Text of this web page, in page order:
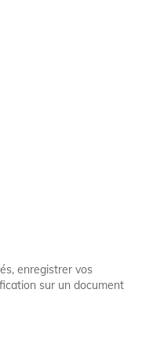
enregistrer vos
sur un document